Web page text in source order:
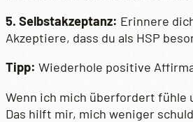
5. Selbstakzeptanz: Erinnere
Akzeptiere, dass du als HSP
Tipp: Wiederhole positive
Wenn ich mich überfordert fühle
Das hilft mir, mich weniger